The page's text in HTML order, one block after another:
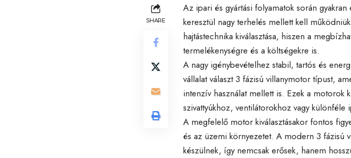
SHARE
Az ipari és gyártási folyamatok során
keresztül nagy terhelés mellett kell
hajtástechnika kiválasztása, hiszen a
termelékenységre és a költségekre is.
A nagy igénybevételhez stabil, tartós és
vállalat választ3 fázisú villanymotor típust,
intenzív használat mellett is. Ezek a motorok
szivattyúkhoz, ventilátorokhoz vagy különféle
A megfelelő motor kiválasztásakor fontos
és az üzemi környezetet. A modern 3 fázisú
készülnek, így nemcsak erősek, hanem